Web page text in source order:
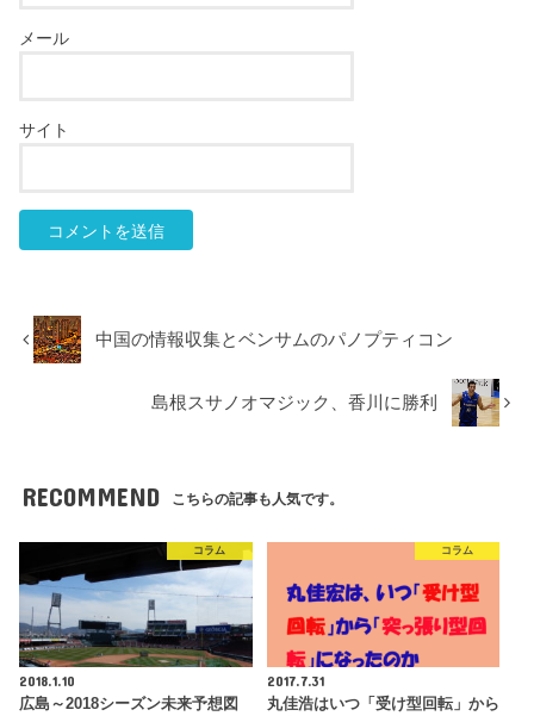
メール
サイト
中国の情報収集とベンサムのパノプティコン
島根スサノオマジック、香川に勝利
RECOMMEND こちらの記事も人気です。
コラム
2018.1.10
広島～2018シーズン未来予想図
コラム
2017.7.31
丸佳浩はいつ「受け型回転」から